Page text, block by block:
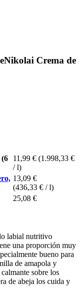
Crema de
(6
11,99 € (1.998,33 €
/ l)
13,09 €
(436,33 € / l)
25,08 €
labial nutritivo
una proporción muy
bueno para
de amapola y
sobre los
de abeja los cuida y